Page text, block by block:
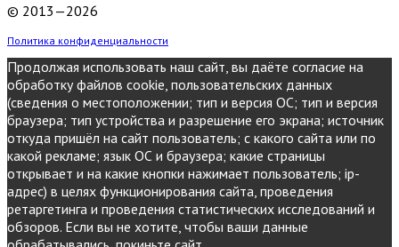
© 2013—2026
Политика конфиденциальности
Продолжая использовать наш сайт, вы даёте согласие на
обработку файлов cookie, пользовательских данных
(сведения о местоположении; тип и версия ОС; тип и версия
браузера; тип устройства и разрешение его экрана; источник
откуда пришёл на сайт пользователь; с какого сайта или по
какой рекламе; язык ОС и браузера; какие страницы
открывает и на какие кнопки нажимает пользователь; ip-
адрес) в целях функционирования сайта, проведения
ретаргетинга и проведения статистических исследований и
обзоров. Если вы не хотите, чтобы ваши данные